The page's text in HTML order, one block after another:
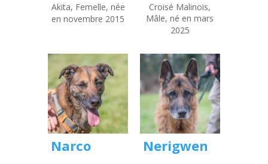
Akita, Femelle, née
en novembre 2015
Croisé Malinois,
Mâle, né en mars
2025
Narco Nerigwen